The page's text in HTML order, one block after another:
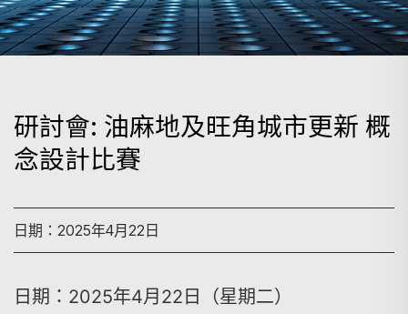
研討會: 油麻地及旺角城市更新 概
念設計比賽
日期：2025年4月22日
日期：2025年4月22日（星期二）